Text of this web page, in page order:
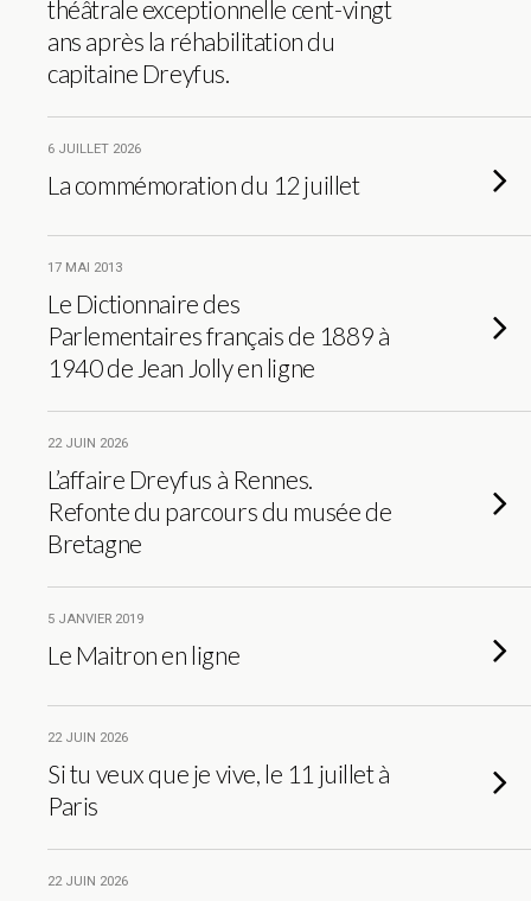
théâtrale exceptionnelle cent-vingt
ans après la réhabilitation du
capitaine Dreyfus.
6 JUILLET 2026
La commémoration du 12 juillet
17 MAI 2013
Le Dictionnaire des
Parlementaires français de 1889 à
1940 de Jean Jolly en ligne
22 JUIN 2026
L’affaire Dreyfus à Rennes.
Refonte du parcours du musée de
Bretagne
5 JANVIER 2019
Le Maitron en ligne
22 JUIN 2026
Si tu veux que je vive, le 11 juillet à
Paris
22 JUIN 2026